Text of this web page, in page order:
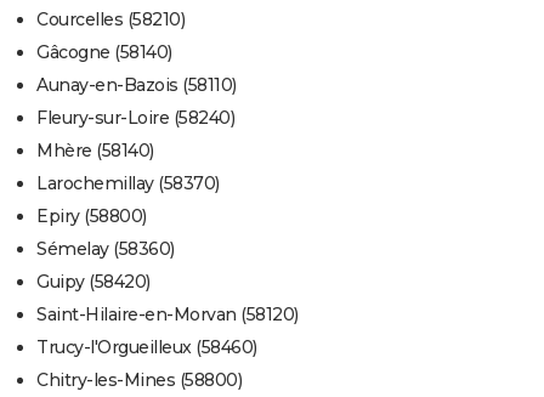
Courcelles (58210)
Gâcogne (58140)
Aunay-en-Bazois (58110)
Fleury-sur-Loire (58240)
Mhère (58140)
Larochemillay (58370)
Epiry (58800)
Sémelay (58360)
Guipy (58420)
Saint-Hilaire-en-Morvan (58120)
Trucy-l'Orgueilleux (58460)
Chitry-les-Mines (58800)